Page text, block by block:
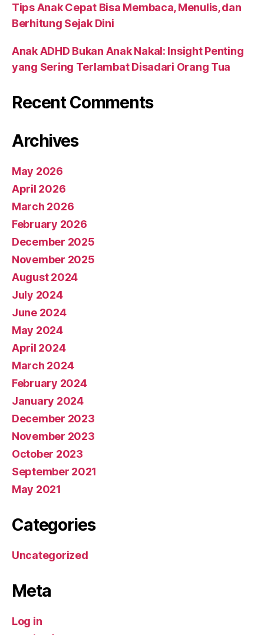
Tips Anak Cepat Bisa Membaca, Menulis, dan
Berhitung Sejak Dini
Anak ADHD Bukan Anak Nakal: Insight Penting
yang Sering Terlambat Disadari Orang Tua
Recent Comments
Archives
May 2026
April 2026
March 2026
February 2026
December 2025
November 2025
August 2024
July 2024
June 2024
May 2024
April 2024
March 2024
February 2024
January 2024
December 2023
November 2023
October 2023
September 2021
May 2021
Categories
Uncategorized
Meta
Log in